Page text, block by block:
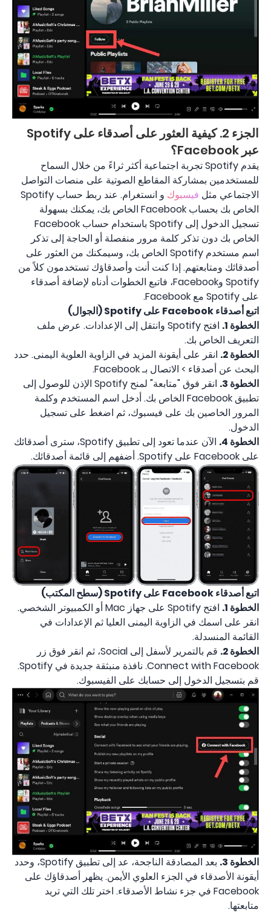
الجزء 2. كيفية العثور على أصدقاء على Spotify
عبر Facebook؟
يقدم Spotify تجربة اجتماعية أكثر ثراءً من خلال السماح
للمستخدمين بمشاركة المقاطع الصوتية على منصات التواصل
الاجتماعي مثل فيسبوك
و انستغرام. عند ربط حساب Spotify
الخاص بك بحساب Facebook الخاص بك، يمكنك بسهولة
تسجيل الدخول إلى Spotify باستخدام حساب Facebook
الخاص بك دون تذكر كلمة مرور منفصلة أو الحاجة إلى تذكر
اسم مستخدم Spotify الخاص بك، وسيمكنك من العثور على
أصدقائك ومتابعتهم. إذا كنت أنت وأصدقاؤك تستخدمون كلاً من
Spotify وFacebook، فاتبع الخطوات أدناه لإضافة أصدقاء
على Spotify مع Facebook.
اتبع أصدقاء Facebook على Spotify (الجوال)
الخطوة 1.
افتح Spotify وانتقل إلى الإعدادات. عرض ملف
التعريف الخاص بك.
الخطوة 2.
انقر على أيقونة المزيد في الزاوية العلوية اليمنى. حدد
البحث عن أصدقاء > الاتصال بـ Facebook.
الخطوة 3.
انقر فوق "متابعة" لمنح Spotify الإذن للوصول إلى
تطبيق Facebook الخاص بك. أدخل اسم المستخدم وكلمة
المرور الخاصين بك على فيسبوك، ثم اضغط على تسجيل
الدخول.
الخطوة 4.
الآن عندما تعود إلى تطبيق Spotify، سترى أصدقائك
على Facebook على Spotify. أضفهم إلى قائمة أصدقائك.
اتبع أصدقاء Facebook على Spotify (سطح المكتب)
الخطوة 1.
افتح Spotify على جهاز Mac أو الكمبيوتر الشخصي.
انقر على اسمك في الزاوية اليمنى العليا ثم الإعدادات في
القائمة المنسدلة.
الخطوة 2.
قم بالتمرير لأسفل إلى Social، ثم انقر فوق زر
Connect with Facebook. نافذة منبثقة جديدة في Spotify.
قم بتسجيل الدخول إلى حسابك على الفيسبوك.
الخطوة 3.
بعد المصادقة الناجحة، عد إلى تطبيق Spotify، وحدد
أيقونة الأصدقاء في الجزء العلوي الأيمن. يظهر أصدقاؤك على
Facebook في جزء نشاط الأصدقاء. اختر تلك التي تريد
متابعتها.